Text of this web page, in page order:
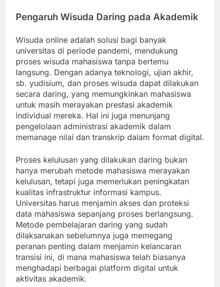
Pengaruh Wisuda Daring pada Akademik
Wisuda online adalah solusi bagi banyak
universitas di periode pandemi, mendukung
proses wisuda mahasiswa tanpa bertemu
langsung. Dengan adanya teknologi, ujian akhir,
sb. yudisium, dan proses wisuda dapat dilakukan
secara daring, yang memungkinkan mahasiswa
untuk masih merayakan prestasi akademik
individual mereka. Hal ini juga menunjang
pengelolaan administrasi akademik dalam
memanage nilai dan transkrip dalam format digital.
Proses kelulusan yang dilakukan daring bukan
hanya merubah metode mahasiswa merayakan
kelulusan, tetapi juga memerlukan peningkatan
kualitas infrastruktur informasi kampus.
Universitas harus menjamin akses dan proteksi
data mahasiswa sepanjang proses berlangsung.
Metode pembelajaran daring yang sudah
dilaksanakan sebelumnya juga memegang
peranan penting dalam menjamin kelancaran
transisi ini, di mana mahasiswa telah biasanya
menghadapi berbagai platform digital untuk
aktivitas akademik.